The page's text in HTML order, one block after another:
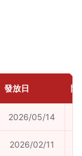
發放日 除
2026/05/14
2026/02/11